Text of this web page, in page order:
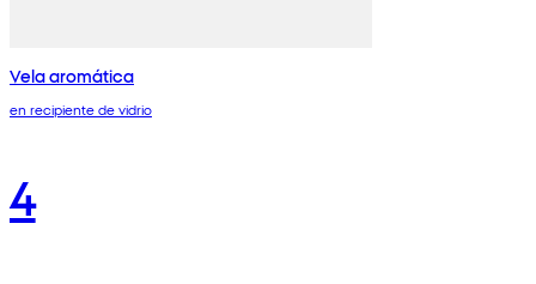
Vela aromática
en recipiente de vidrio
4